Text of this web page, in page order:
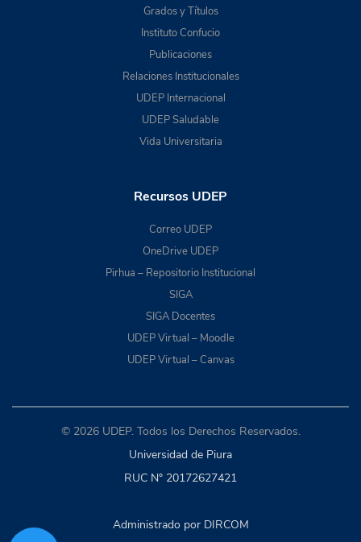
Grados y Títulos
Instituto Confucio
Publicaciones
Relaciones Institucionales
UDEP Internacional
UDEP Saludable
Vida Universitaria
Recursos UDEP
Correo UDEP
OneDrive UDEP
Pirhua – Repositorio Institucional
SIGA
SIGA Docentes
UDEP Virtual – Moodle
UDEP Virtual – Canvas
© 2026 UDEP. Todos los Derechos Reservados.
Universidad de Piura
RUC N° 20172627421
Administrado por DIRCOM